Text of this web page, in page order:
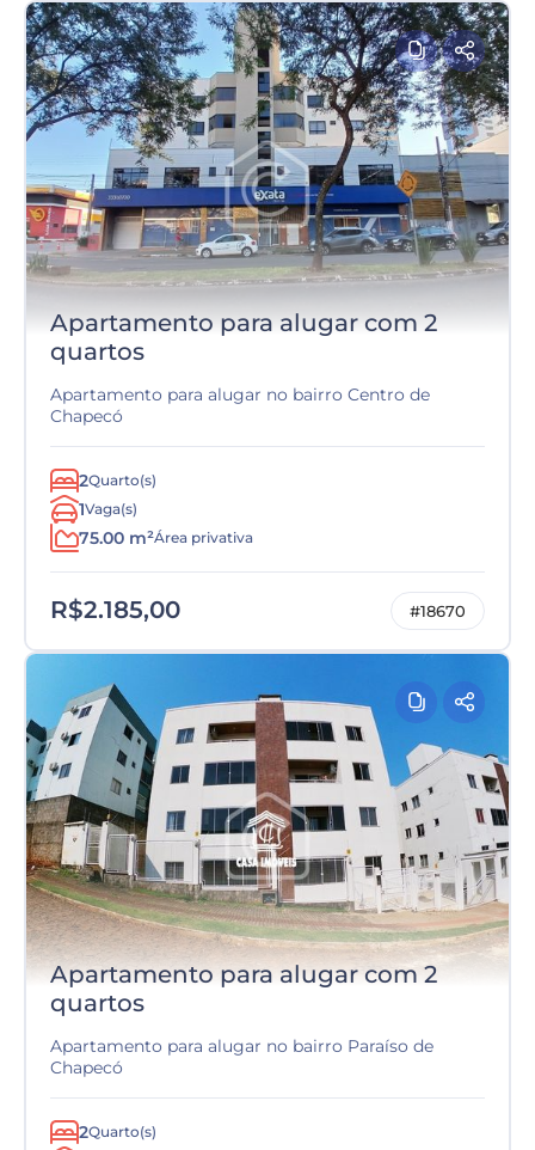
Apartamento para alugar com 2
quartos
Apartamento para alugar no bairro Centro de
Chapecó
2Quarto(s)
1Vaga(s)
75.00 m²Área privativa
R$2.185,00 #18670
Apartamento para alugar com 2
quartos
Apartamento para alugar no bairro Paraíso de
Chapecó
2Quarto(s)